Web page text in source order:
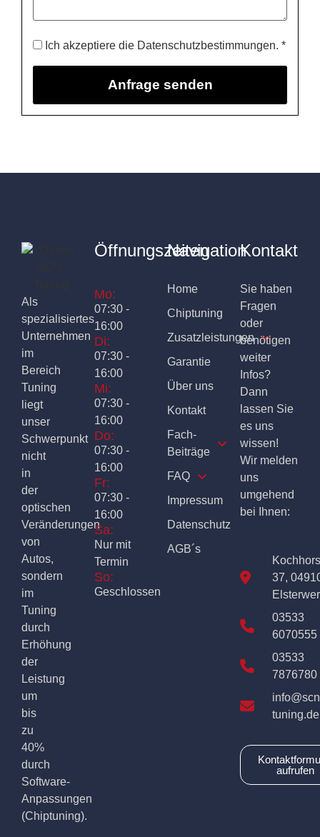
Ich akzeptiere die Datenschutzbestimmungen. *
Als
spezialisiertes
Unternehmen
im
Bereich
Tuning
liegt
unser
Schwerpunkt
nicht
in
der
optischen
Veränderungen
von
Autos,
sondern
im
Tuning
durch
Erhöhung
der
Leistung
um
bis
zu
40%
durch
Software-
Anpassungen
(Chiptuning).
Öffnungszeiten
Mo:
07:30 -
16:00
Di:
07:30 -
16:00
Mi:
07:30 -
16:00
Do:
07:30 -
16:00
Fr:
07:30 -
16:00
Sa:
Nur mit
Termin
So:
Geschlossen
Navigation
Home
Chiptuning
Zusatzleistungen
Garantie
Über uns
Kontakt
Fach-
Beiträge
FAQ
Impressum
Datenschutz
AGB´s
Kontakt
Sie haben
Fragen
oder
benötigen
weiter
Infos?
Dann
lassen Sie
es uns
wissen!
Wir melden
uns
umgehend
bei Ihnen:
37,
03533
6070555
03533
7876780
tuning.de
aufrufen